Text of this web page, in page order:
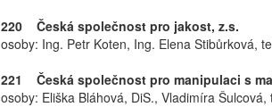
220 Česká společnost pro jakost, z.s.
osoby: Ing. Petr Koten, Ing. Elena Stibůrková,
221 Česká společnost pro manipulaci s
osoby: Eliška Bláhová, DiS., Vladimíra